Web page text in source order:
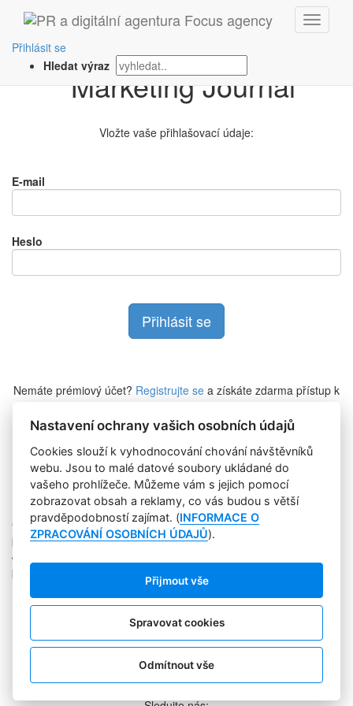
Přihlásit se
Hledat výrazPřihlášení na
Vložte vaše přihlašovací údaje:
E-mail
Heslo
Nemáte prémiový účet? Registrujte se a získáte zdarma přístup k
Zapomněli jste heslo?
Copyright © 2004-2020 Focus Agency, s.r.o. Plné znění licenčních
podmínek. ISSN 1803-957X
Jakékoliv publikování, přebírání nebo šíření obsahu je bez
písemného souhlasu Focus Agency, s.r.o. zakázáno.
RSS 1
Štítky
Zpracování osobních údajů
Kontakt
PR AGENTURA
COOKIES
Nastavení ochrany vašich osobních údajů
Cookies slouží k vyhodnocování chování návštěvníků
webu. Jsou to malé datové soubory ukládané do
vašeho prohlížeče. Můžeme vám s jejich pomocí
zobrazovat obsah a reklamy, co vás budou s větší
pravděpodobností zajímat. (INFORMACE O
ZPRACOVÁNÍ OSOBNÍCH ÚDAJŮ).
Přijmout vše
Spravovat cookies
Odmítnout vše